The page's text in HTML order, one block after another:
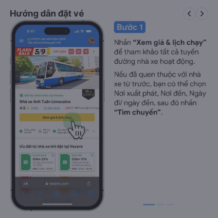
Hướng dẫn đặt vé keyboard_arrow_left keyboard_arrow_right